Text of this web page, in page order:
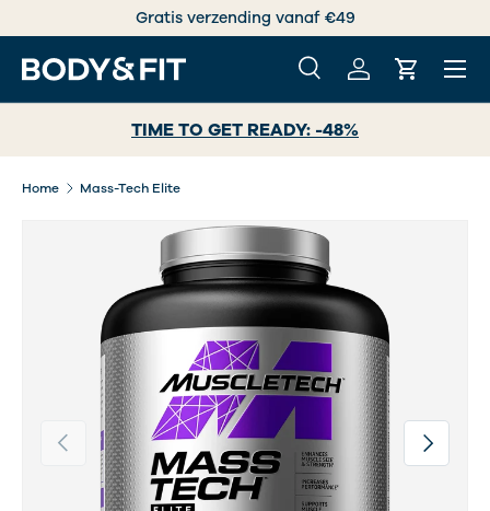
GA NAAR INHOUD
Gratis verzending vanaf €49
Zoeken
ZoekenInloggen
Menu
TIME TO GET READY: -48%
Home Mass-Tech Elite
Vorige Volgende